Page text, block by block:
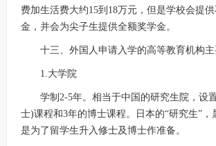
费加生活费大约15到18万元，但是学校会提
金，并会为尖子生提供全额奖学金。
十三、外国人申请入学的高等教育机构主
1.大学院
学制2-5年。相当于中国的研究生院，设
士)课程和3年的博士课程。日本的“研究生”，
是为了留学生升入修士及博士作准备。